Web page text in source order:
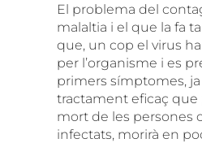
El problema del
malaltia i el que la fa
que, un cop el virus
per l’organisme i es
primers símptomes,
tractament eficaç que
mort de les persones
infectats, morirà en